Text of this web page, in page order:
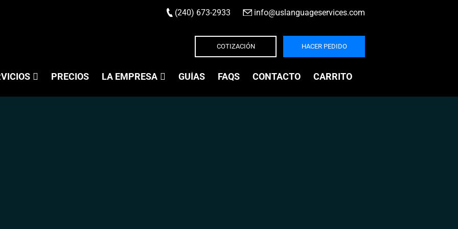
(240) 673-2933 info@uslanguageservices.com
COTIZACIÓN HACER PEDIDO
PRECIOS LA EMPRESA GUÍAS FAQS CONTACTO CARRITO